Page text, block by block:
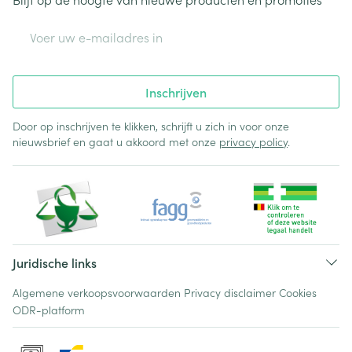
Inschrijven
Door op inschrijven te klikken, schrijft u zich in voor onze
nieuwsbrief en gaat u akkoord met onze privacy policy.
Juridische links
Algemene verkoopsvoorwaarden Privacy disclaimer Cookies
ODR-platform